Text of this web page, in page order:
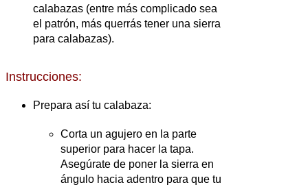
calabazas (entre más complicado sea
el patrón, más querrás tener una sierra
para calabazas).
Instrucciones:
Prepara así tu calabaza:
Corta un agujero en la parte
superior para hacer la tapa.
Asegúrate de poner la sierra en
ángulo hacia adentro para que tu